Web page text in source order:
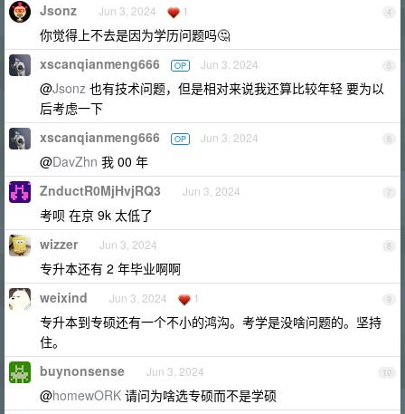
4
Jsonz Jun 3, 2024 1
你觉得上不去是因为学历问题吗🤔
5
xscanqianmeng666 OP Jun 3, 2024
@Jsonz 也有技术问题，但是相对来说我还算比较年轻 要为以
后考虑一下
6
xscanqianmeng666 OP Jun 3, 2024
@DavZhn 我 00 年
7
ZnductR0MjHvjRQ3 Jun 3, 2024
考呗 在京 9k 太低了
8
wizzer Jun 3, 2024
专升本还有 2 年毕业啊啊
9
weixind Jun 3, 2024 1
专升本到专硕还有一个不小的鸿沟。考学是没啥问题的。坚持
住。
10
buynonsense Jun 3, 2024
@homewORK 请问为啥选专硕而不是学硕